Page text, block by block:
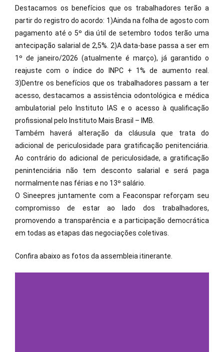
Destacamos os benefícios que os trabalhadores terão a
partir do registro do acordo: 1)Ainda na folha de agosto com
pagamento até o 5º dia útil de setembro todos terão uma
antecipação salarial de 2,5%. 2)A data-base passa a ser em
1º de janeiro/2026 (atualmente é março), já garantido o
reajuste com o índice do INPC + 1% de aumento real.
3)Dentre os benefícios que os trabalhadores passam a ter
acesso, destacamos a assistência odontológica e médica
ambulatorial pelo Instituto IAS e o acesso à qualificação
profissional pelo Instituto Mais Brasil – IMB.
Também haverá alteração da cláusula que trata do
adicional de periculosidade para gratificação penitenciária.
Ao contrário do adicional de periculosidade, a gratificação
penintenciária não tem desconto salarial e será paga
normalmente nas férias e no 13º salário.
O Sineepres juntamente com a Feaconspar reforçam seu
compromisso de estar ao lado dos trabalhadores,
promovendo a transparência e a participação democrática
em todas as etapas das negociações coletivas.
Confira abaixo as fotos da assembleia itinerante.